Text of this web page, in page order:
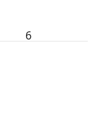
6